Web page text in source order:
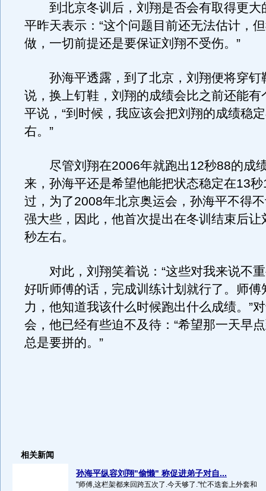
到北京冬训后，刘翔是否会有取得更大
平昨天表示：“这个问题目前还无法估计，
做，一切前提还是要保证刘翔不受伤。”
孙海平透露，到了北京，刘翔便将穿钉
说，换上钉鞋，刘翔的成绩会比之前还能有
平说，“到时候，我应该会把刘翔的成绩稳
右。”
尽管刘翔在2006年就跑出12秒88的成
来，孙海平还是希望他能把状态稳定在13
过，为了2008年北京奥运会，孙海平不得
强大些，因此，他首次提出在冬训结束后让
秒左右。
对此，刘翔笑着说：“这些对我来说不重
好听师傅的话，完成训练计划就行了。师傅
力，他知道我该什么时候跑出什么成绩。”
会，他已经有些迫不及待：“希望那一天早
总是要拼的。”
相关新闻
孙海平纵容刘翔"偷懒" 称促进弟子对自...
"师傅,这栏架都来回跨五次了.今天够了."忙不迭套上外套和